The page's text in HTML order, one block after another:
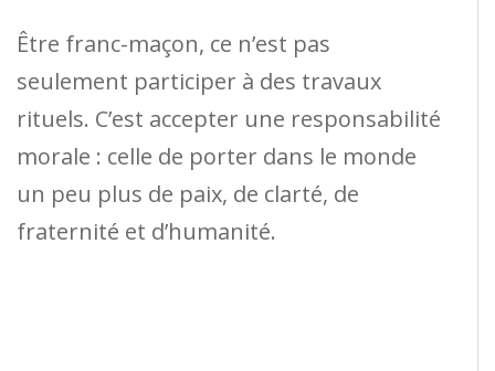
Être franc-maçon, ce n’est pas
seulement participer à des travaux
rituels. C’est accepter une responsabilité
morale : celle de porter dans le monde
un peu plus de paix, de clarté, de
fraternité et d’humanité.